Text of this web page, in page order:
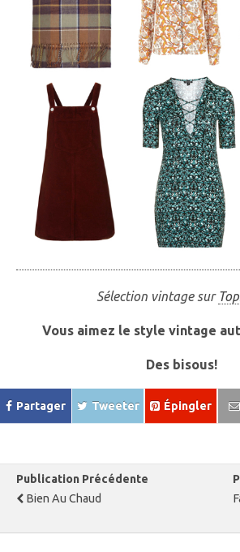
Sélection vintage sur
Vous aimez le style vintage
Des bisous!
Partager Tweeter Épingler
Publication Précédente
Bien Au Chaud